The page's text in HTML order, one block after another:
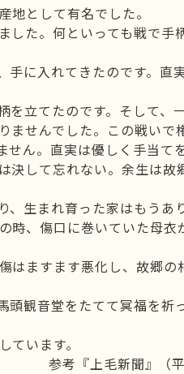
として有名でした。
た。何といっても戦で手
に入れてきたのです。直
立てたのです。そして、
せんでした。この戦いで
ん。直実は優しく手当て
決して忘れない。余生は故
生まれ育った家はもうあ
時、傷口に巻いていた母衣
はますます悪化し、故郷の
頭観音堂をたてて冥福を祈
います。
参考『上毛新聞』（